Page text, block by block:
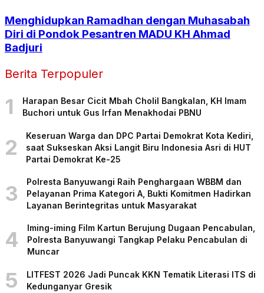
Menghidupkan Ramadhan dengan Muhasabah
Diri di Pondok Pesantren MADU KH Ahmad
Badjuri
Berita Terpopuler
1
Harapan Besar Cicit Mbah Cholil Bangkalan, KH Imam
Buchori untuk Gus Irfan Menakhodai PBNU
2
Keseruan Warga dan DPC Partai Demokrat Kota Kediri,
saat Sukseskan Aksi Langit Biru Indonesia Asri di HUT
Partai Demokrat Ke-25
3
Polresta Banyuwangi Raih Penghargaan WBBM dan
Pelayanan Prima Kategori A, Bukti Komitmen Hadirkan
Layanan Berintegritas untuk Masyarakat
4
Iming-iming Film Kartun Berujung Dugaan Pencabulan,
Polresta Banyuwangi Tangkap Pelaku Pencabulan di
Muncar
5
LITFEST 2026 Jadi Puncak KKN Tematik Literasi ITS di
Kedunganyar Gresik